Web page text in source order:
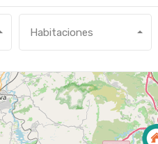
Habitaciones